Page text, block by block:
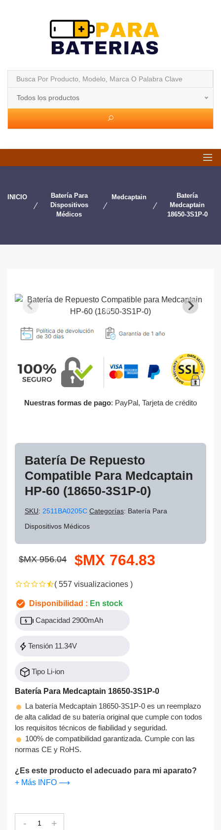
Todos los productos
INICIO
Batería Para
Dispositivos
Médicos
Medcaptain
Batería
Medcaptain
18650-3S1P-0
Nuestras formas de pago: PayPal, Tarjeta de crédito
Batería De Repuesto
Compatible Para Medcaptain
HP-60 (18650-3S1P-0)
SKU: 2511BA0205C Categorías: Batería Para
Dispositivos Médicos
$MX 956.04 $MX 764.83
( 557 visualizaciones )
Disponibilidad : En stock
Capacidad 2900mAh
Tensión 11.34V
Tipo Li-ion
Batería Para Medcaptain 18650-3S1P-0
La batería Medcaptain 18650-3S1P-0 es un reemplazo
de alta calidad de su batería original que cumple con todos
los requisitos técnicos de fiabilidad y seguridad.
100% de compatibilidad garantizada. Cumple con las
normas CE y RoHS.
¿Es este producto el adecuado para mi aparato?
+ Más INFO ⟶
- +